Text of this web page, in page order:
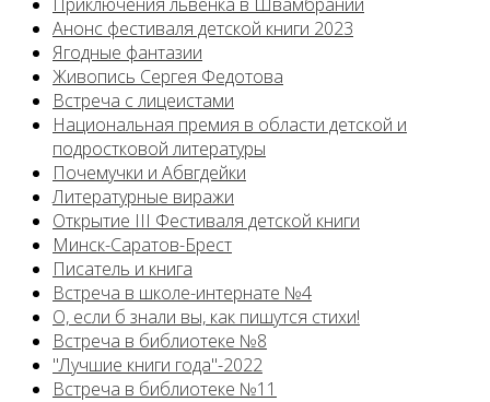
Анонс фестиваля детской книги 2023
Ягодные фантазии
Живопись Сергея Федотова
Встреча с лицеистами
Национальная премия в области детской и
подростковой литературы
Почемучки и Абвгдейки
Литературные виражи
Открытие III Фестиваля детской книги
Минск-Саратов-Брест
Писатель и книга
Встреча в школе-интернате №4
О, если б знали вы, как пишутся стихи!
Встреча в библиотеке №8
"Лучшие книги года"-2022
Встреча в библиотеке №11